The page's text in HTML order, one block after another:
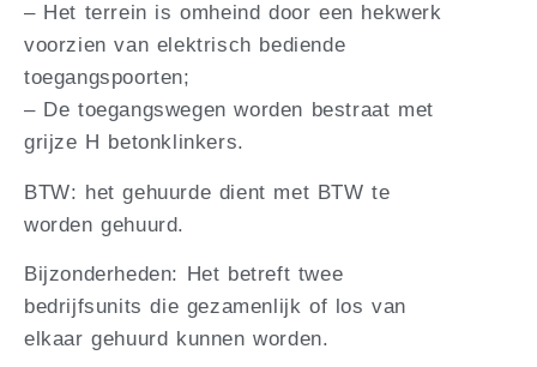
– Het terrein is omheind door een hekwerk
voorzien van elektrisch bediende
toegangspoorten;
– De toegangswegen worden bestraat met
grijze H betonklinkers.
BTW: het gehuurde dient met BTW te
worden gehuurd.
Bijzonderheden: Het betreft twee
bedrijfsunits die gezamenlijk of los van
elkaar gehuurd kunnen worden.